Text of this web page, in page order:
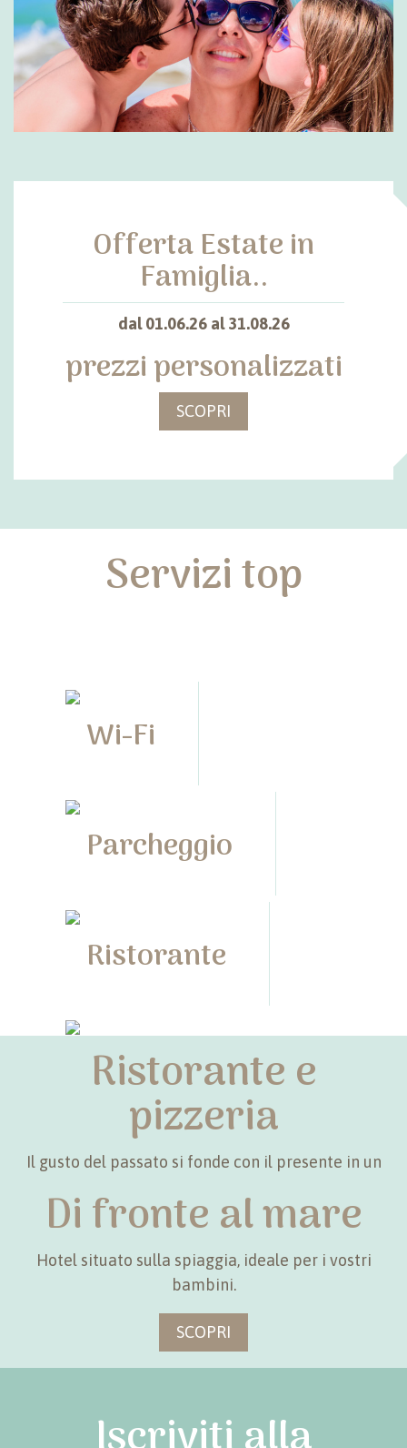
Offerta Estate in
Famiglia..
dal 01.06.26 al 31.08.26
prezzi personalizzati
SCOPRI
Servizi top
Wi-Fi
Parcheggio
Ristorante
Pizzeria
Ristorante e
pizzeria
Il gusto del passato si fonde con il presente in un
SCOPRI
Di fronte al mare
Hotel situato sulla spiaggia, ideale per i vostri
bambini.
SCOPRI